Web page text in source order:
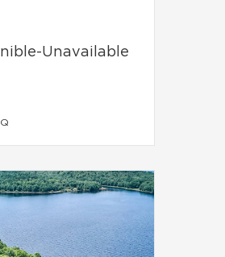
Unavailable